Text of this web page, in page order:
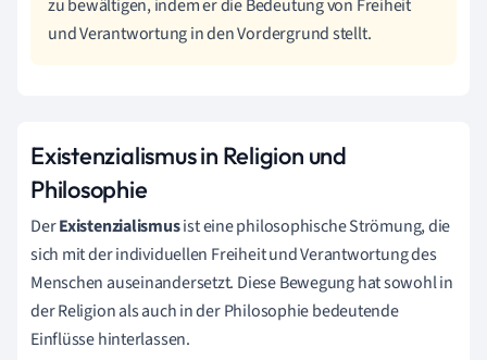
zu bewältigen, indem er die Bedeutung von Freiheit
und Verantwortung in den Vordergrund stellt.
Existenzialismus in Religion und
Philosophie
DerExistenzialismusist eine philosophische Strömung, die
sich mit der individuellen Freiheit und Verantwortung des
Menschen auseinandersetzt. Diese Bewegung hat sowohl in
der Religion als auch in der Philosophie bedeutende
Einflüsse hinterlassen.